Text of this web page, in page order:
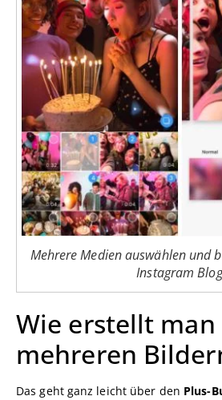
Mehrere Medien auswählen und
Instagram Blog
Wie erstellt
mehreren
Das geht ganz leicht über den Plus-